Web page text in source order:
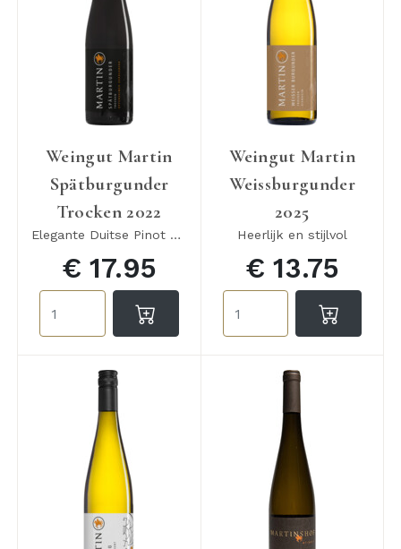
Weingut Martin
Spätburgunder
Trocken 2022
Elegante Duitse Pinot Noir
€ 17.95
Weingut Martin
Weissburgunder
2025
Heerlijk en stijlvol
€ 13.75